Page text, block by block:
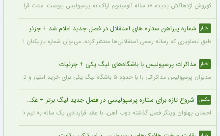
کوروش اژدهاکش پدیده ۱۸ ساله آلومینیوم اراک به پرسپولیس پیوست. مدت قرارداد اژدهاکش با پرسپولیس به مدت ۴ سال است.
اخبار شماره پیراهن ستاره های استقلال در فصل جدید اعلام شد + جزئیات
طبق تصاویری که رسانه رسمی استقلالی‌ها منتشر کرده، می‌توان شماره بازیکنان این
اخبار مذاکرات پرسپولیس با باشگاه‌های لیگ یکی + جزئیات
مدیران پرسپولیس مذاکراتی را با حدود ۵ باشگاه لیگ یکی برای خرید امتیاز و تشکیل تیم «ب» آغاز کرده‌اند.
عکس شروع تازه برای ستاره پرسپولیسی در فصل جدید لیگ برتر + عکس
احسان پهلوان وینگر فصل گذشته ذوب آهن، با عقد قراردادی یک ساله به تیم فجر